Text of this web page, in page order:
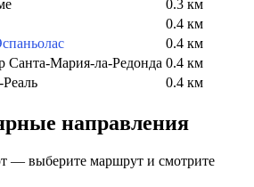
0.3 км
0.4 км
0.4 км
Санта-Мария-ла-Редонда 0.4 км
0.4 км
направления
— выберите маршрут и смотрите